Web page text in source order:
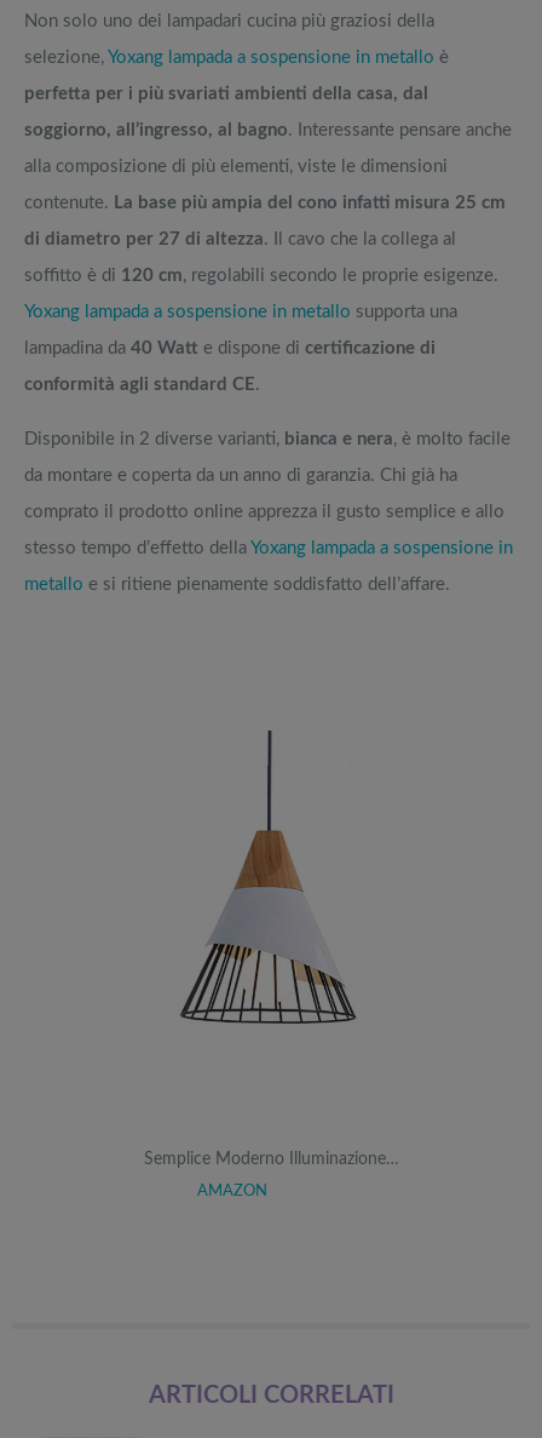
Non solo uno dei lampadari cucina più graziosi della
selezione, Yoxang lampada a sospensione in metallo è
perfetta per i più svariati ambienti della casa, dal
soggiorno, all’ingresso, al bagno. Interessante pensare anche
alla composizione di più elementi, viste le dimensioni
contenute. La base più ampia del cono infatti misura 25 cm
di diametro per 27 di altezza. Il cavo che la collega al
soffitto è di 120 cm, regolabili secondo le proprie esigenze.
Yoxang lampada a sospensione in metallo supporta una
lampadina da 40 Watt e dispone di certificazione di
conformità agli standard CE.
Disponibile in 2 diverse varianti, bianca e nera, è molto facile
da montare e coperta da un anno di garanzia. Chi già ha
comprato il prodotto online apprezza il gusto semplice e allo
stesso tempo d’effetto della Yoxang lampada a sospensione in
metallo e si ritiene pienamente soddisfatto dell’affare.
Semplice Moderno Illuminazione…
AMAZON
ARTICOLI CORRELATI